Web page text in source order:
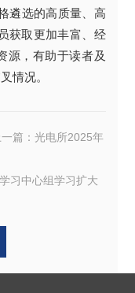
遴选的高质量、高
获取更加丰富、经
源，有助于读者及
情况。
篇：光电所2025年
习中心组学习扩大